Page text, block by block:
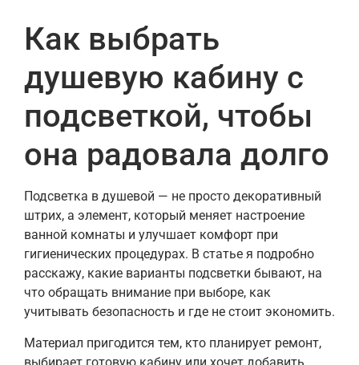
Как выбрать
душевую кабину с
подсветкой, чтобы
она радовала долго
Подсветка в душевой — не просто декоративный
штрих, а элемент, который меняет настроение
ванной комнаты и улучшает комфорт при
гигиенических процедурах. В статье я подробно
расскажу, какие варианты подсветки бывают, на
что обращать внимание при выборе, как
учитывать безопасность и где не стоит экономить.
Материал пригодится тем, кто планирует ремонт,